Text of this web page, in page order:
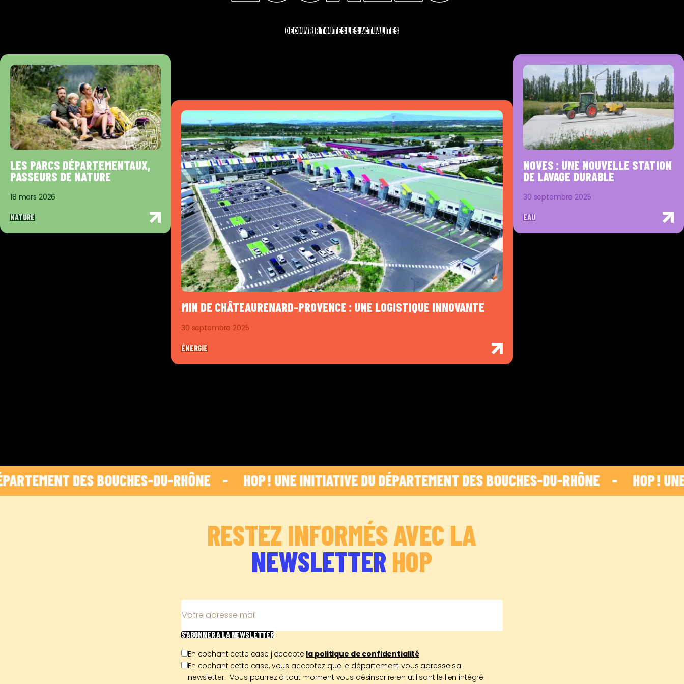
DÉCOUVRIR TOUTES LES ACTUALITÉS
LES PARCS DÉPARTEMENTAUX,
PASSEURS DE NATURE
18 mars 2026
NATURE
MIN DE CHÂTEAURENARD-PROVENCE : UNE LOGISTIQUE INNOVANTE
30 septembre 2025
ÉNERGIE
NOVES : UNE NOUVELLE STATION
DE LAVAGE DURABLE
30 septembre 2025
EAU
DES BOUCHES-DU-RHÔNE    - HOP ! UNE INITIATIVE DU DÉPARTEMENT DES BOUCHES-DU-RHÔNE    - HOP ! UNE
RESTEZ INFORMÉS AVEC LA
NEWSLETTER HOP
Votre adresse mail
S'ABONNERÀ LA NEWSLETTER
En cochant cette case j'accepte la politique de confidentialité
En cochant cette case, vous acceptez que le département vous adresse sa
newsletter. Vous pourrez à tout moment vous désinscrire en utilisant le lien intégré